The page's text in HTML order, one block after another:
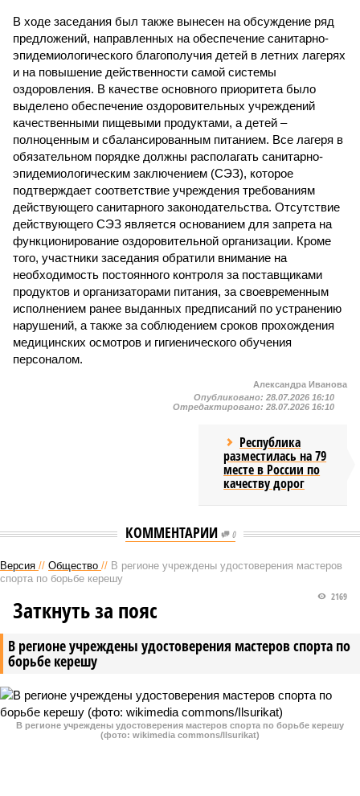
В ходе заседания был также вынесен на обсуждение ряд
предложений, направленных на обеспечение санитарно-
эпидемиологического благополучия детей в летних лагерях
и на повышение действенности самой системы
оздоровления. В качестве основного приоритета было
выделено обеспечение оздоровительных учреждений
качественными пищевыми продуктами, а детей –
полноценным и сбалансированным питанием. Все лагеря в
обязательном порядке должны располагать санитарно-
эпидемиологическим заключением (СЭЗ), которое
подтверждает соответствие учреждения требованиям
действующего санитарного законодательства. Отсутствие
действующего СЭЗ является основанием для запрета на
функционирование оздоровительной организации. Кроме
того, участники заседания обратили внимание на
необходимость постоянного контроля за поставщиками
продуктов и организаторами питания, за своевременным
исполнением ранее выданных предписаний по устранению
нарушений, а также за соблюдением сроков прохождения
медицинских осмотров и гигиенического обучения
персоналом.
Александра Иванова
Опубликовано: 28.07.2026 16:10
Отредактировано: 28.07.2026 16:10
Республика
разместилась на 79
месте в России по
качеству дорог
КОММЕНТАРИИ 0
Версия // Общество // В регионе учреждены удостоверения мастеров
спорта по борьбе керешу
В регионе учреждены удостоверения мастеров спорта по
борьбе керешу
2169
Заткнуть за пояс
В регионе учреждены удостоверения мастеров спорта по борьбе керешу
(фото: wikimedia commons/Ilsurikat)